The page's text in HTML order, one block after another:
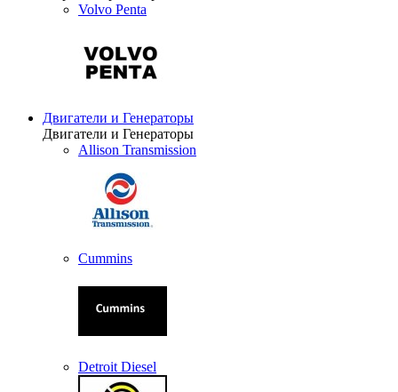
Volvo Penta
Двигатели и Генераторы
Двигатели и Генераторы
Allison Transmission
Cummins
Detroit Diesel